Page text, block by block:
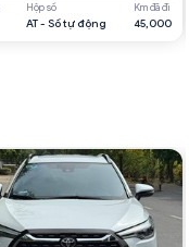
Hộp số
AT - Số tự động
Km đã đi
45,000